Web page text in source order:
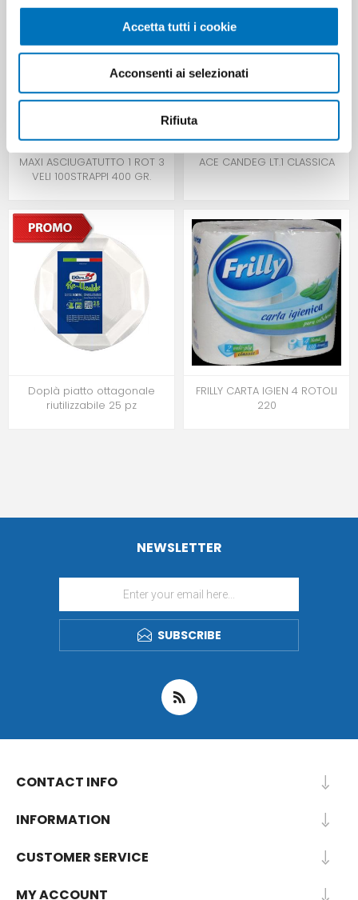
Accetta tutti i cookie
Acconsenti ai selezionati
Rifiuta
MAXI ASCIUGATUTTO 1 ROT 3
VELI 100STRAPPI 400 GR.
ACE CANDEG LT.1 CLASSICA
Doplà piatto ottagonale
riutilizzabile 25 pz
FRILLY CARTA IGIEN 4 ROTOLI
220
NEWSLETTER
SUBSCRIBE
CONTACT INFO
INFORMATION
CUSTOMER SERVICE
MY ACCOUNT